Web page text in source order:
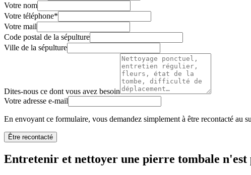
Votre nom
Votre téléphone*
Votre mail
Code postal de la sépulture
Ville de la sépulture
Dites-nous ce dont vous avez besoin
Votre adresse e-mail
En envoyant ce formulaire, vous demandez simplement à être recontacté au
Être recontacté
Entretenir et nettoyer une pierre tombale n'est